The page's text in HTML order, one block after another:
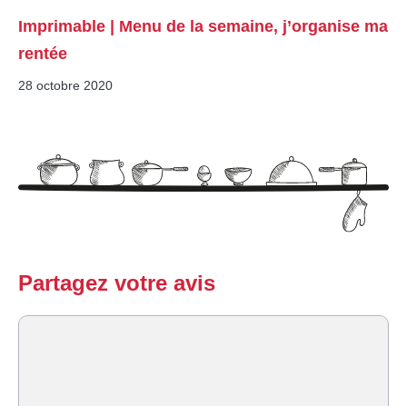
Imprimable | Menu de la semaine, j’organise ma
rentée
28 octobre 2020
Partagez votre avis
Commentaire